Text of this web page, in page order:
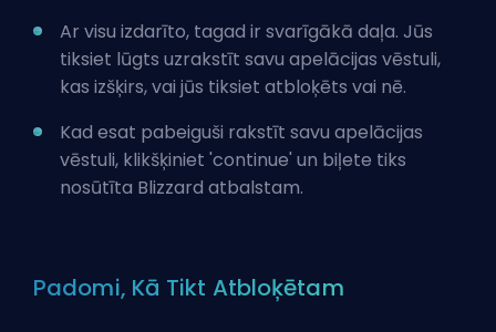
Ar visu izdarīto, tagad ir svarīgākā daļa. Jūs
tiksiet lūgts uzrakstīt savu apelācijas vēstuli,
kas izšķirs, vai jūs tiksiet atbloķēts vai nē.
Kad esat pabeiguši rakstīt savu apelācijas
vēstuli, klikšķiniet 'continue' un biļete tiks
nosūtīta Blizzard atbalstam.
Padomi, Kā Tikt Atbloķētam